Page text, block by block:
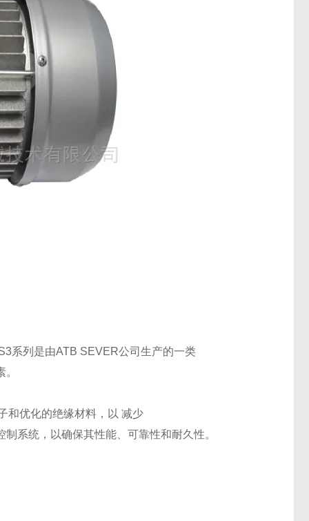
系列是由ATB SEVER公司生产的一类
和优化的绝缘材料，以 减少
系统，以确保其性能、可靠性和耐久性。